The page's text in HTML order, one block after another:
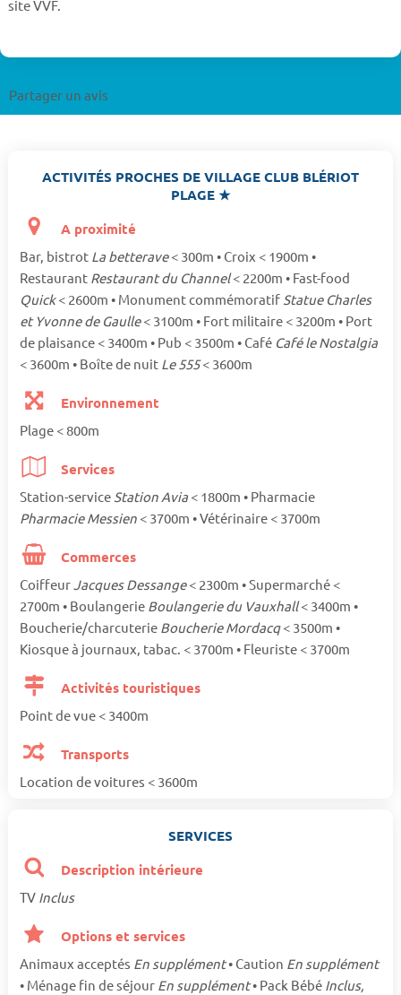
site VVF.
Partager un avis
ACTIVITÉS PROCHES DE VILLAGE CLUB BLÉRIOT
PLAGE ★
A proximité
Bar, bistrot La betterave< 300m • Croix < 1900m •
Restaurant Restaurant du Channel< 2200m • Fast-food
Quick< 2600m • Monument commémoratif Statue Charles
et Yvonne de Gaulle< 3100m • Fort militaire < 3200m • Port
de plaisance < 3400m • Pub < 3500m • Café Café le Nostalgia
< 3600m • Boîte de nuit Le 555< 3600m
Environnement
Plage < 800m
Services
Station-service Station Avia < 1800m • Pharmacie
Pharmacie Messien < 3700m • Vétérinaire < 3700m
Commerces
Coiffeur Jacques Dessange< 2300m • Supermarché <
2700m • Boulangerie Boulangerie du Vauxhall< 3400m •
Boucherie/charcuterie Boucherie Mordacq< 3500m •
Kiosque à journaux, tabac. < 3700m • Fleuriste < 3700m
Activités touristiques
Point de vue < 3400m
Transports
Location de voitures < 3600m
SERVICES
Description intérieure
TV Inclus
Options et services
Animaux acceptés En supplément• Caution En supplément
• Ménage fin de séjour En supplément• Pack Bébé Inclus,